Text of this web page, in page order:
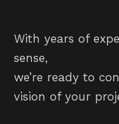
With years of
sense,
we’re ready to
vision of your